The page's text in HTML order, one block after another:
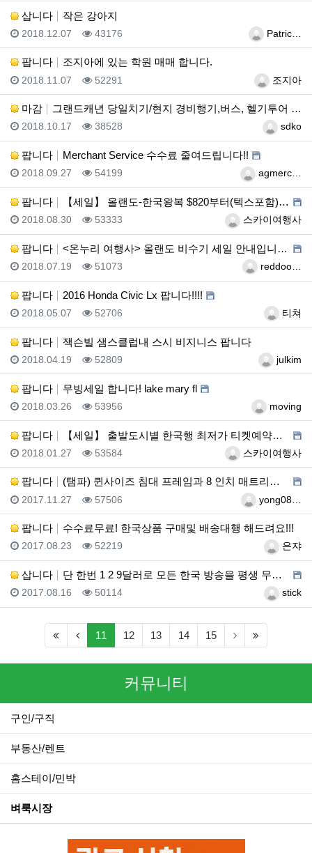
삽니다 작은 강아지
등록자Patric…
등록일
2018.12.07 조회
43176
팝니다 조지아에 있는 학원 매매 합니다.
등록자조지아
등록일
2018.11.07 조회
52291
마감 그랜드캐년 당일치기/현지 경비행기,버스, 헬기투어 라스…
등록자sdko
등록일
2018.10.17 조회
38528
팝니다 Merchant Service 수수료 줄여드립니다!!
등록자agmerc…
등록일
2018.09.27 조회
54199
팝니다 【세일】 올랜도-한국왕복 $820부터(텍스포함) 최저가…
등록자스카이여행사
등록일
2018.08.30 조회
53333
팝니다 <온누리 여행사> 올랜도 비수기 세일 안내입니다.!
등록자reddoo…
등록일
2018.07.19 조회
51073
팝니다 2016 Honda Civic Lx 팝니다!!!!
등록자티쳐
등록일
2018.05.07 조회
52706
팝니다 잭슨빌 샘스클럽내 스시 비지니스 팝니다
등록자julkim
등록일
2018.04.19 조회
52809
팝니다 무빙세일 합니다! lake mary fl
등록자moving
등록일
2018.03.26 조회
53956
팝니다 【세일】 출발도시별 한국행 최저가 티켓예약하기
등록자스카이여행사
등록일
2018.01.27 조회
53584
팝니다 (탬파) 퀸사이즈 침대 프레임과 8 인치 매트리스 저렴…
등록자yong08…
등록일
2017.11.27 조회
57506
팝니다 수수료무료! 한국상품 구매및 배송대행 해드려요!!!
등록자은쟈
등록일
2017.08.23 조회
52219
삽니다 단 한번 1 2 9달러로 모든 한국 방송을 평생 무료로…
등록자stick
등록일
2017.08.16 조회
50114
(first)(previous)
11 (current)
12 13 14 15
커뮤니티
구인/구직
부동산/렌트
홈스테이/민박
벼룩시장